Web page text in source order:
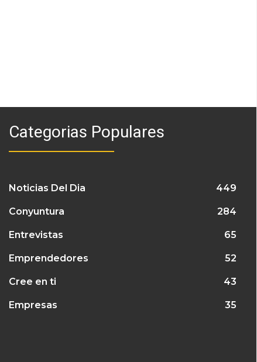
Categorias Populares
Noticias Del Dia 449
Conyuntura 284
Entrevistas 65
Emprendedores 52
Cree en ti 43
Empresas 35